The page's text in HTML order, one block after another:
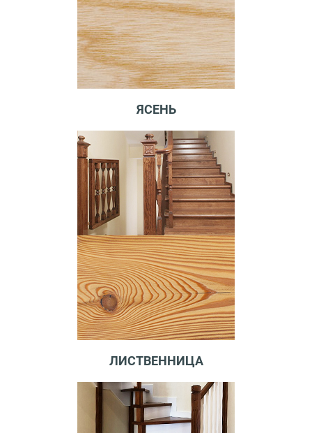
ЯСЕНЬ
ЛИСТВЕННИЦА